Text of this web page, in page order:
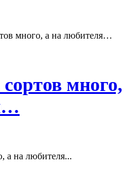
много, а на любителя…
много,